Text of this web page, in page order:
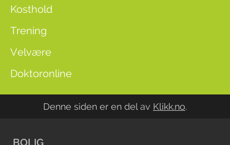
Kosthold
Trening
Velvære
Doktoronline
Denne siden er en del av Klikk.no.
BOLIG